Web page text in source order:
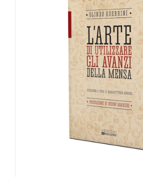
AGGIUNGI AL CARRELLO /